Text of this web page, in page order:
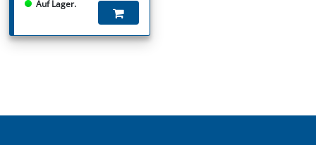
Auf Lager.